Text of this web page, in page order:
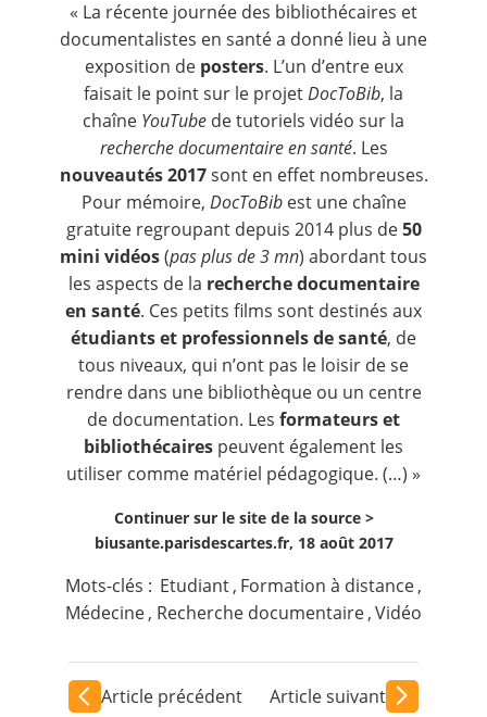
Nous suivre
« La récente journée des bibliothécaires et
documentalistes en santéa donné lieu à une
exposition de posters. L’un d’entre eux
faisait le point sur le projetDocToBib, la
chaîne YouTube de tutoriels vidéo sur la
recherche documentaire en santé. Les
nouveautés 2017sont en effet nombreuses.
Pour mémoire, DocToBibest une chaîne
gratuite regroupant depuis 2014 plus de50
mini vidéos(pas plus de 3 mn) abordant tous
les aspects de la recherche documentaire
en santé. Ces petits films sont destinés aux
étudiants et professionnels de santé, de
tous niveaux, qui n’ont pas le loisir de se
rendre dans une bibliothèque ou un centre
de documentation. Les formateurs et
bibliothécaires peuvent également les
utiliser comme matériel pédagogique. (…) »
Continuer sur le site de la source >
biusante.parisdescartes.fr, 18 août 2017
Mots-clés : Etudiant, Formation à distance,
Médecine, Recherche documentaire ,Vidéo
Article précédent Article suivant